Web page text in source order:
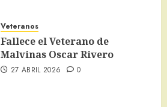
Veteranos
Fallece el Veterano de
Malvinas Oscar Rivero
27 ABRIL 2026 0